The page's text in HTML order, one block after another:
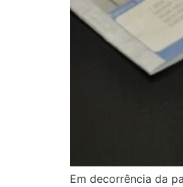
Em decorrência da